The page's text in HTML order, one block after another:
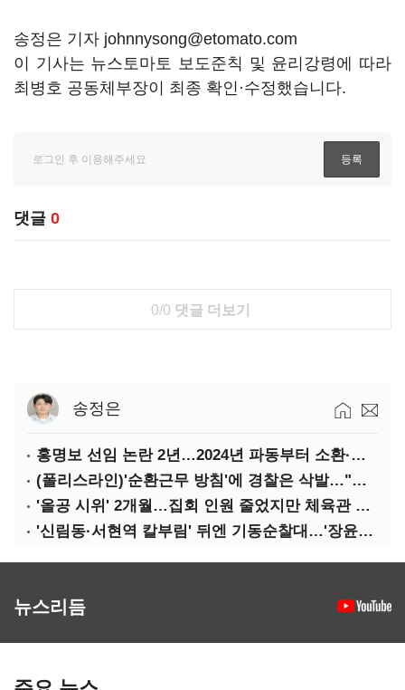
송정은 기자 johnnysong@etomato.com
이 기사는 뉴스토마토 보도준칙 및 윤리강령에 따라
최병호 공동체부장이 최종 확인·수정했습니다.
댓글 0
0/0 댓글 더보기
송정은
홍명보 선임 논란 2년…2024년 파동부터 소환·압색까지
(폴리스라인)'순환근무 방침'에 경찰은 삭발…"베테랑·수사력 보강 먼저"
'올공 시위' 2개월…집회 인원 줄었지만 체육관 봉쇄 계속
'신림동·서현역 칼부림' 뒤엔 기동순찰대…'장윤기 은폐·조작' 후엔 내부비리수사대
뉴스리듬